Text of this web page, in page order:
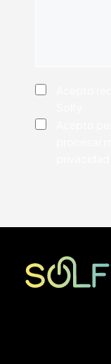
Consentimiento
Consentimiento
Solfy